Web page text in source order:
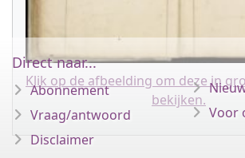
Klik op de afbeelding om deze in
bekijken.
Direct naar...
Abonnement
Vraag/antwoord
Disclaimer
Voor